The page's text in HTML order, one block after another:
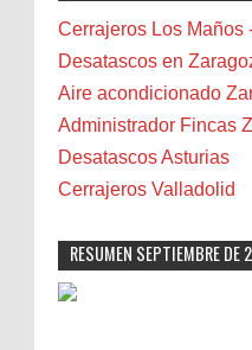
Bilbao
Biota
Camareta
Cáncer
Carmela Sauras
Carnavales
Castellón
Cerrajeros
Cerrajeros Los Maños
Desatascos en
Aire acondicionado
Administrador Fincas
Desatascos Asturias
Cerrajeros Valladolid
RESUMEN SEPTIEMBRE DE